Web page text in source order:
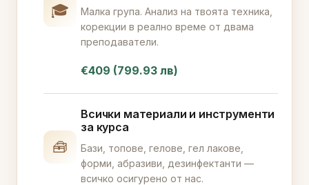
🎓
Малка група. Анализ на твоята техника,
корекции в реално време от двама
преподаватели.
€409 (799.93 лв)
🧰
Всички материали и инструменти
за курса
Бази, топове, гелове, гел лакове,
форми, абразиви, дезинфектанти —
всичко осигурено от нас.